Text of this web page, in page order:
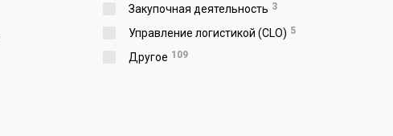
Закупочная деятельность 3
Управление логистикой (CLO) 5
Другое 109